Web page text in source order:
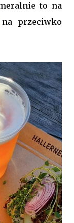
to na
na przeciwko